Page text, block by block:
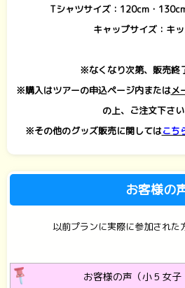
Tシャツサイズ：120cm・
キャップサイズ：キ
※なくなり次第、販売終
※購入はツアーの申込ページ内またはメ
の上、ご注文下さい
※その他のグッズ販売に関してはこち
お客様の
以前プランに実際に参加された
お客様の声（小５女